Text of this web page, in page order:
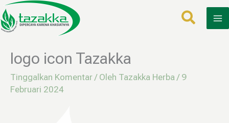
Lewati
ke
konten
logo icon Tazakka
Tinggalkan Komentar / Oleh Tazakka Herba / 9
Februari 2024